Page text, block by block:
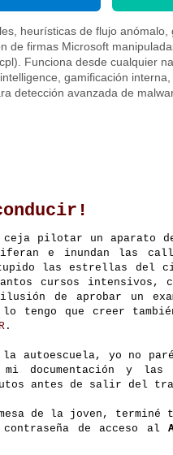
heurísticas de flujo anómalo,
de firmas Microsoft
Funciona desde cualquier
gamificación
detección avanzada de
ceja pilotar un aparato
e inundan las
tupido las estrellas del
cursos intensivos,
de aprobar un
tengo que creer
.
autoescuela, yo no
documentación y las
antes de salir del
de la joven, terminé
de acceso al